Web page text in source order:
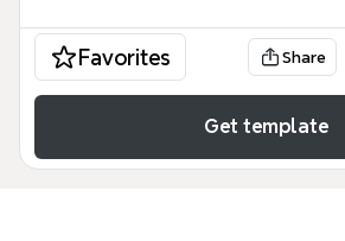
Favorites Share
Get template